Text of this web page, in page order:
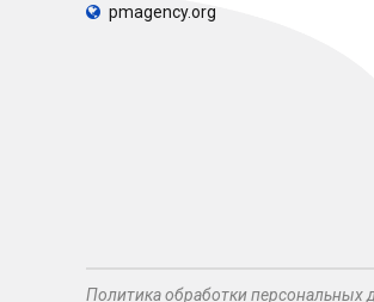
pmagency.org
Политика обработки персональных